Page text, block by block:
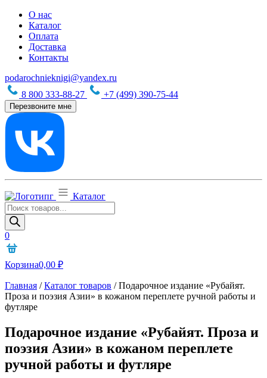
О нас
Каталог
Оплата
Доставка
Контакты
podarochnieknigi@yandex.ru
8 800 333-88-27
+7 (499) 390-75-44
Перезвоните мне
Каталог
Поиск
товаров
0
Корзина0,00 ₽
Главная /Каталог товаров /Подарочное издание «Рубайят.
Проза и поэзия Азии» в кожаном переплете ручной работы и
футляре
Подарочное издание «Рубайят. Проза и
поэзия Азии» в кожаном переплете
ручной работы и футляре